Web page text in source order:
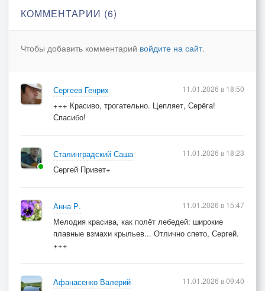
КОММЕНТАРИИ (6)
Чтобы добавить комментарий войдите на сайт.
Сергеев Генрих
+++ Красиво, трогательно. Цепляет, Серёга!
Спасибо!
11.01.2026 в 18:50
Сталинградский Саша
Сергей Привет+
11.01.2026 в 18:23
Анна Р.
Мелодия красива, как полёт лебедей: широкие
плавные взмахи крыльев... Отлично спето, Сергей.
+++
11.01.2026 в 15:47
Афанасенко Валерий
11.01.2026 в 09:40